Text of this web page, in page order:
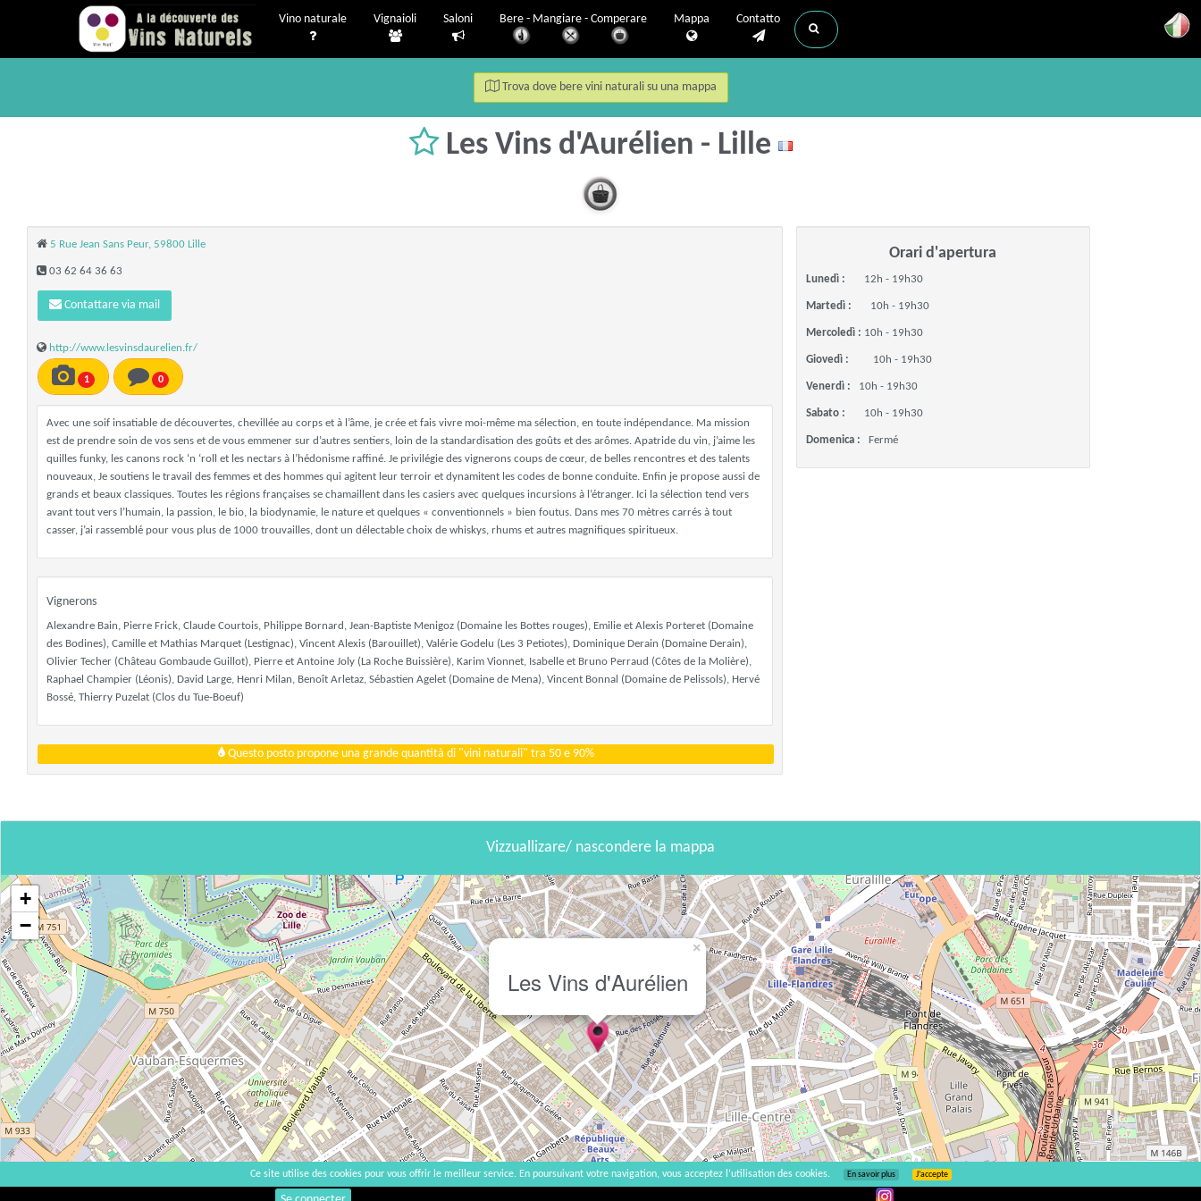
Vino naturale Vignaioli Saloni Bere - Mangiare - Comperare Mappa Contatto
Trova dove bere vini naturali su una mappa
Les Vins d'Aurélien - Lille
5 Rue Jean Sans Peur, 59800 Lille
03 62 64 36 63
Contattare via mail
http://www.lesvinsdaurelien.fr/
1 0
Avec une soif insatiable de découvertes, chevillée au corps et à l’âme, je crée et fais vivre moi-même ma sélection, en toute indépendance. Ma mission
est de prendre soin de vos sens et de vous emmener sur d’autres sentiers, loin de la standardisation des goûts et des arômes. Apatride du vin, j’aime les
quilles funky, les canons rock ‘n ‘roll et les nectars à l’hédonisme raffiné. Je privilégie des vignerons coups de cœur, de belles rencontres et des talents
nouveaux, Je soutiens le travail des femmes et des hommes qui agitent leur terroir et dynamitent les codes de bonne conduite. Enfin je propose aussi de
grands et beaux classiques. Toutes les régions françaises se chamaillent dans les casiers avec quelques incursions à l’étranger. Ici la sélection tend vers
avant tout vers l’humain, la passion, le bio, la biodynamie, le nature et quelques « conventionnels » bien foutus. Dans mes 70 mètres carrés à tout
casser, j’ai rassemblé pour vous plus de 1000 trouvailles, dont un délectable choix de whiskys, rhums et autres magnifiques spiritueux.
Vignerons
Alexandre Bain, Pierre Frick, Claude Courtois, Philippe Bornard, Jean-Baptiste Menigoz (Domaine les Bottes rouges), Emilie et Alexis Porteret (Domaine
des Bodines), Camille et Mathias Marquet (Lestignac), Vincent Alexis (Barouillet), Valérie Godelu (Les 3 Petiotes), Dominique Derain (Domaine Derain),
Olivier Techer (Château Gombaude Guillot), Pierre et Antoine Joly (La Roche Buissière), Karim Vionnet, Isabelle et Bruno Perraud (Côtes de la Molière),
Raphael Champier (Léonis), David Large, Henri Milan, Benoît Arletaz, Sébastien Agelet (Domaine de Mena), Vincent Bonnal (Domaine de Pelissols), Hervé
Bossé, Thierry Puzelat (Clos du Tue-Boeuf)
Questo posto propone una grande quantità di "vini naturali" tra 50 e 90%
Orari d'apertura
Lunedì : 12h - 19h30
Martedì : 10h - 19h30
Mercoledì : 10h - 19h30
Giovedì : 10h - 19h30
Venerdì : 10h - 19h30
Sabato : 10h - 19h30
Domenica : Fermé
Vizzuallizare/ nascondere la mappa
Les Vins d'Aurélien
×
+
−
Ce site utilise des cookies pour vous offrir le meilleur service. En poursuivant votre navigation, vous acceptez l’utilisation des cookies. En savoir plus J’accepte